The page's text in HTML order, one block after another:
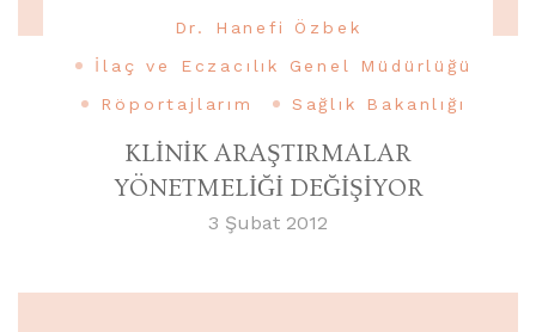
Dr. Hanefi Özbek
İlaç ve Eczacılık Genel Müdürlüğü
Röportajlarım
Sağlık Bakanlığı
KLİNİK ARAŞTIRMALAR
YÖNETMELİĞİ DEĞİŞİYOR
3 Şubat 2012